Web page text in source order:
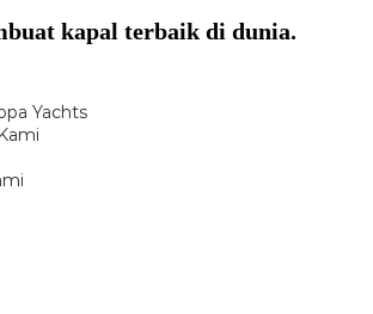
kapal terbaik di dunia.
Yachts